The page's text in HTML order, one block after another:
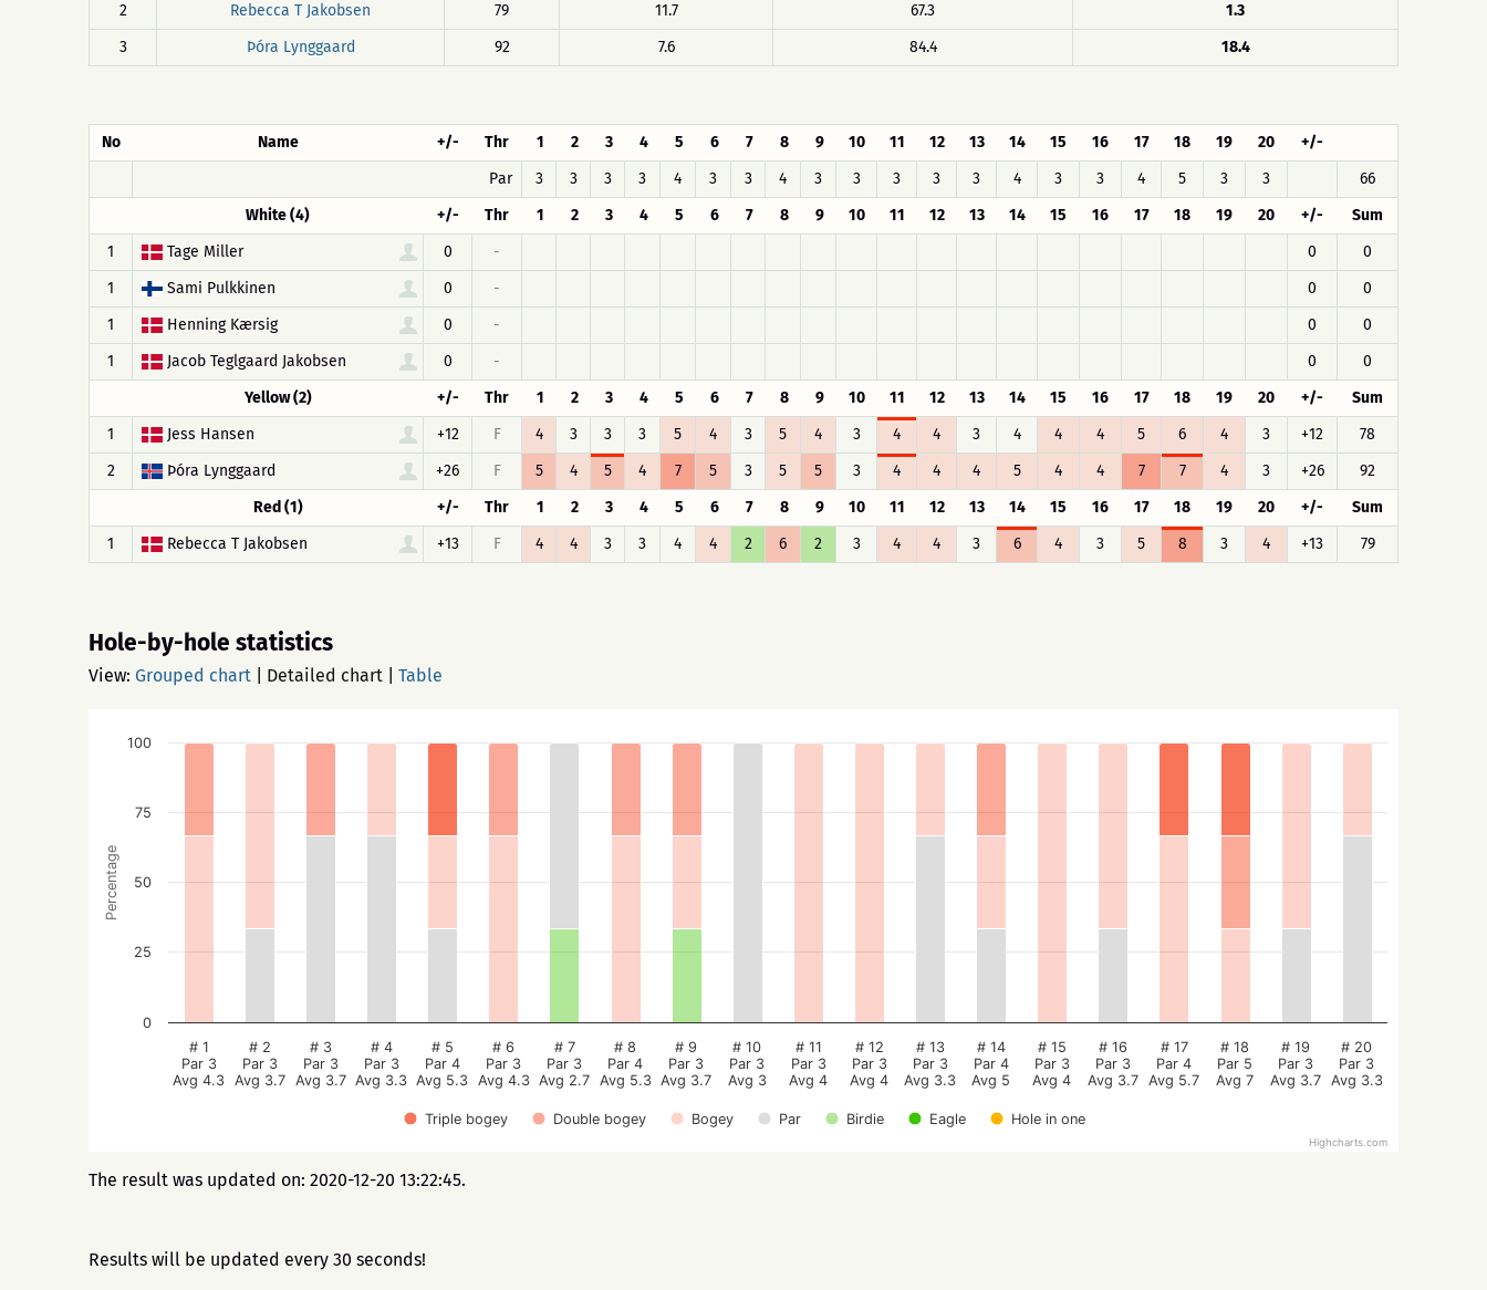
2
Rebecca T Jakobsen 79 11.7 67.3
1.3
3
Þóra Lynggaard 92 7.6 84.4 18.4
No Name +/- Thr 1 2 3 4 5 6 7 8 9 10 11 12 13 14 15 16 17 18 19 20
+/-
Par
3 3 3 3 4 3 3 4 3 3 3 3 3 4 3 3 4 5 3 3
66
White (4)
+/- Thr 1 2 3 4 5 6 7 8 9 10 11 12 13 14 15 16 17 18 19 20 +/-
Sum
1
Tage Miller 0 - 0
0
1
Sami Pulkkinen 0 - 0
0
1
Henning Kærsig 0 - 0
0
1
Jacob Teglgaard Jakobsen 0 - 0
0
Yellow (2)
+/- Thr 1 2 3 4 5 6 7 8 9 10 11 12 13 14 15 16 17 18 19 20 +/-
Sum
1
Jess Hansen +12 F 4 3 3 3 5 4 3 5 4 3 4 4 3 4 4 4 5 6 4 3 +12
78
2
Þóra Lynggaard +26 F 5 4 5 4 7 5 3 5 5 3 4 4 4 5 4 4 7 7 4 3 +26
92
Red (1)
+/- Thr 1 2 3 4 5 6 7 8 9 10 11 12 13 14 15 16 17 18 19 20 +/-
Sum
1
Rebecca T Jakobsen +13 F 4 4 3 3 4 4 2 6 2 3 4 4 3 6 4 3 5 8 3 4 +13 79
Hole-by-hole statistics
View: Grouped chart Detailed chart Table
Percentage
Triple bogey Double bogey Bogey Par Birdie Eagle Hole in one
# 1
Par 3
Avg 4.3
# 2
Par 3
Avg 3.7
# 3
Par 3
Avg 3.7
# 4
Par 3
Avg 3.3
# 5
Par 4
Avg 5.3
# 6
Par 3
Avg 4.3
# 7
Par 3
Avg 2.7
# 8
Par 4
Avg 5.3
# 9
Par 3
Avg 3.7
# 10
Par 3
Avg 3
# 11
Par 3
Avg 4
# 12
Par 3
Avg 4
# 13
Par 3
Avg 3.3
# 14
Par 4
Avg 5
# 15
Par 3
Avg 4
# 16
Par 3
Avg 3.7
# 17
Par 4
Avg 5.7
# 18
Par 5
Avg 7
# 19
Par 3
Avg 3.7
# 20
Par 3
Avg 3.3
0
25
50
75
100
Highcharts.com
The result was updated on: 2020-12-20 13:22:45.
Results will be updated every 30 seconds!